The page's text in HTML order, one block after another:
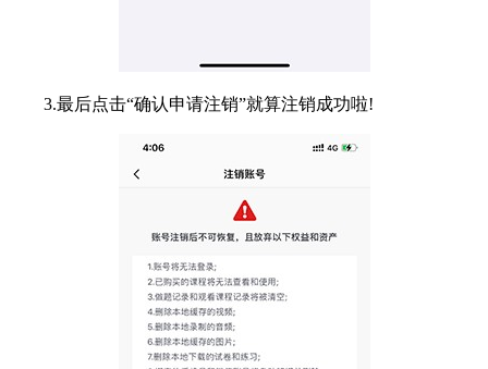
3.最后点击“确认申请注销”就算注销成功啦!